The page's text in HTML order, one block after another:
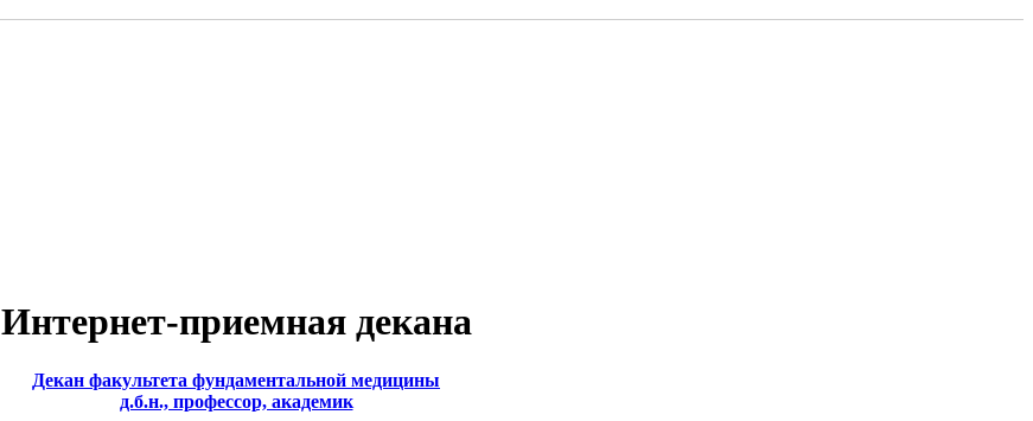
Интернет-приемная декана
Декан факультета фундаментальной медицины
д.б.н., профессор, академик